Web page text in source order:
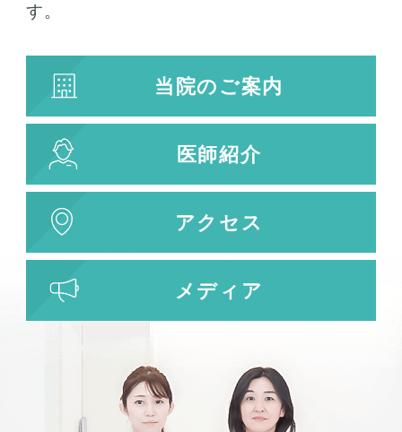
す。
当院のご案内
医師紹介
アクセス
メディア